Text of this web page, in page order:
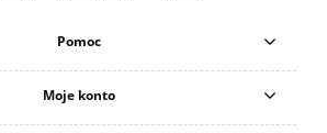
Pomoc
Moje konto